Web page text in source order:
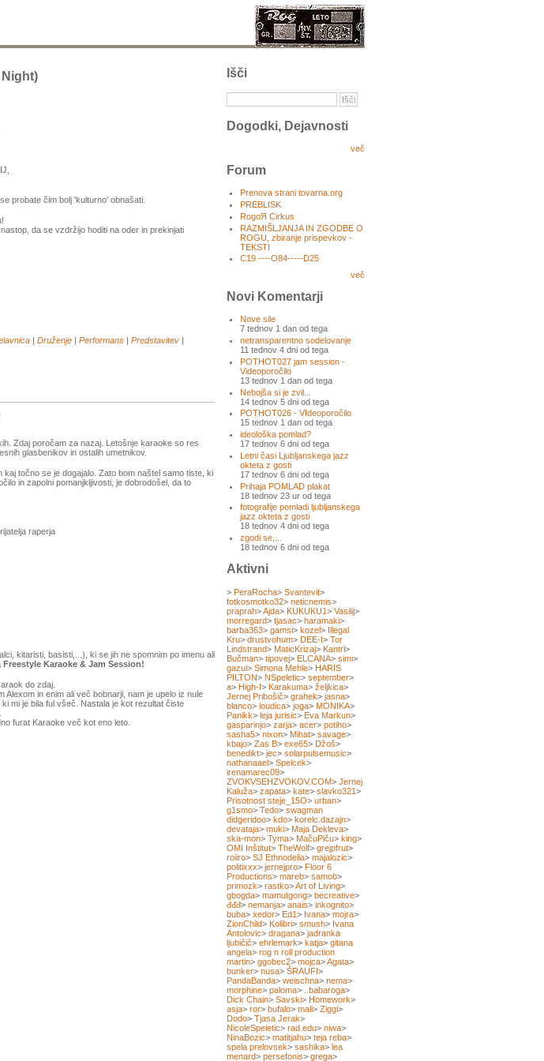
probate čim bolj 'kulturno' obnašati.
da se vzdržijo hoditi na oder in prekinjati
Druženje Performans Predstavitev
Zdaj poročam za nazaj. Letošnje karaoke so res
glasbenikov in ostalih umetnikov.
točno se je dogajalo. Zato bom naštel samo tiste, ki
in zapolni pomanjkljivosti, je dobrodošel, da to
raperja
kitaristi, basisti,...), ki se jih ne spomnim po imenu ali
Karaoke & Jam Session!
do zdaj.
in enim ali več bobnarji, nam je upelo iz nule
mi je bila ful všeč. Nastala je kot rezultat čiste
furat Karaoke več kot eno leto.
Išči
Dogodki, Dejavnosti
več
Forum
Prenova strani tovarna.org
PREBLISK
RogoЯ Cirkus
RAZMIŠLJANJA IN ZGODBE O
ROGU, zbiranje prispevkov -
TEKSTI
C19 ----O84-----D25
več
Novi Komentarji
Nove sile
7 tednov 1 dan od tega
netransparentno sodelovanje
11 tednov 4 dni od tega
POTHOT027 jam session -
Videoporočilo
13 tednov 1 dan od tega
Nebojša si je zvil...
14 tednov 5 dni od tega
POTHOT026 - VIdeoporočilo
15 tednov 1 dan od tega
ideološka pomlad?
17 tednov 6 dni od tega
Letni časi Ljubljanskega jazz
okteta z gosti
17 tednov 6 dni od tega
Prihaja POMLAD plakat
18 tednov 23 ur od tega
fotografije pomladi ljubljanskega
jazz okteta z gosti
18 tednov 4 dni od tega
zgodi se,...
18 tednov 6 dni od tega
Aktivni
> PeraRocha> Svantevit>
fotkosmotko32> neticnemis>
praprah>Ajda> KUKUKU1> Vasilij>
morregard> tjasac> haramaki>
barba363> gamsi> kozel> Illegal
Kru> drustvohum> DEE-I> Tor
Lindstrand> MaticKrizaj> Kantri>
Bučman> tipovej> ELCANA> simi>
gazui> Simona Mehle> HARIS
PILTON> NSpeletic> september>
a> High-I> Karakuma> željkica>
Jernej Pribošič> grahek> jasna>
blanco> loudica> joga> MONIKA>
Panikk> leja jurisic> Eva Markun>
gasparinjo> zarja> acer> potiho>
sasha5> nixon> Mihat> savage>
kbajo> Zas B> exe65> Džoš>
benedikt> jec> solarpulsemusic>
nathanaael> Spelcek>
irenamarec09>
ZVOKVSEHZVOKOV.COM> Jernej
Kaluža> zapata> kate> slavko321>
Prisotnost steje_15O> urban>
g1smo> Tedo> swagman
didgeridoo> kdo> korelc.dazajn>
devataja> muki> Maja Dekleva>
ska-mon> Tyma> MačuPiču> king>
OMI Inštitut> TheWolf> grejpfrut>
roiiro> SJ Ethnodelia> majalozic>
politixxx> jernejpro> Floor 6
Productions> mareb> samob>
primozk> rastko>Art of Living>
gbogda> mamutgong> becreative>
đđđ> nemanja> anais> inkognito>
buba> xedor> Ed1> Ivana> mojra>
ZionChild> Kolibri> smush> Ivana
Antolovic> dragana> jadranka
ljubičič> ehrlemark> katja> gitana
angela> rog n roll production
martin> ggobec2> mojca>Agata>
bunker> nusa> ŠRAUFI>
PandaBanda> weischna> nema>
morphine> paloma> ..babaroga>
Dick Chain> Savski> Homework>
asja> ror> bufalo> mali> Ziggi>
Dodo> Tjasa Jerak>
NicoleSpeletic> rad.edu> niwa>
NinaBozic> matitjahu> teja reba>
spela prelovsek> sashika> lea
menard> persefonis> grega>